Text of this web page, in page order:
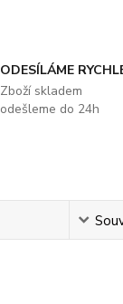
ODESÍLÁME
Zboží skladem
odešleme do 24h